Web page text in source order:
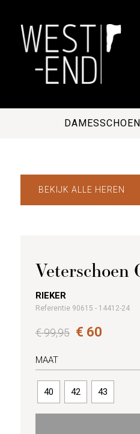
BEKIJK ALLE HEREN
Veterschoen
RIEKER
Referentie 90615 - 14412-24
€ 99,95 € 60
MAAT
40 42 43